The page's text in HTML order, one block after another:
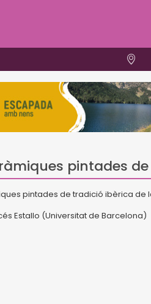
pintades
pintades de tradició ibèrica de
Estallo (Universitat de Barcelona)